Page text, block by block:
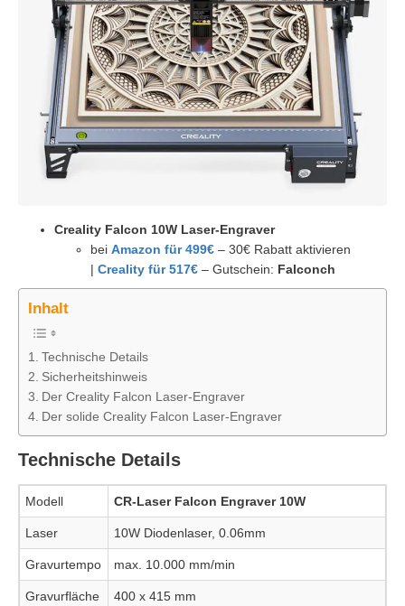
Creality Falcon 10W Laser-Engraver
bei Amazon für 499€ – 30€ Rabatt aktivieren
| Creality für 517€ – Gutschein: Falconch
Inhalt
Technische Details
Sicherheitshinweis
Der Creality Falcon Laser-Engraver
Der solide Creality Falcon Laser-Engraver
Technische Details
Modell CR-Laser Falcon Engraver 10W
Laser 10W Diodenlaser, 0.06mm
Gravurtempo max. 10.000 mm/min
Gravurfläche 400 x 415 mm